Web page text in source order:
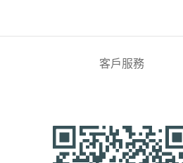
客戶服務